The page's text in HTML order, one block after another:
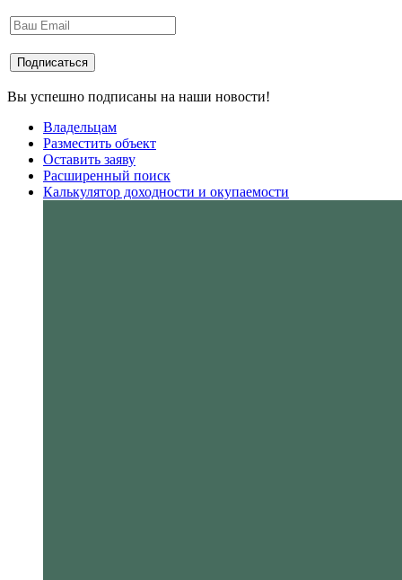
Вы успешно подписаны на наши новости!
Владельцам
Разместить объект
Оставить заяву
Расширенный поиск
Калькулятор доходности и окупаемости